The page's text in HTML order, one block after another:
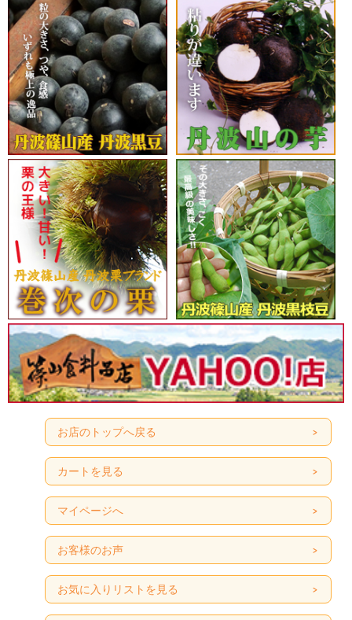
お店のトップへ戻る
カートを見る
マイページへ
お客様のお声
お気に入りリストを見る